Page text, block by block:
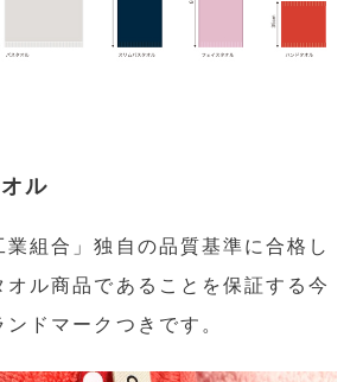
ル
業組合」独自の品質基準に合格し
オル商品であることを保証する今
ドマークつきです。